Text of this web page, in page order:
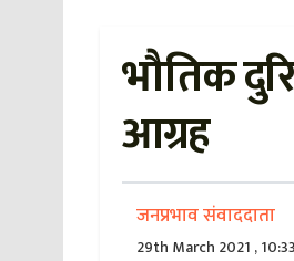
भौतिक
आग्रह
जनप्रभाव संवाददाता
29th March 2021 , 10:33